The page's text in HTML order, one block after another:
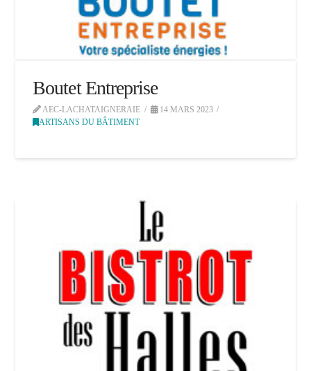
Boutet Entreprise
AEC-LACHATAIGNERAIE
14 MARS 2023
ARTISANS DU BÂTIMENT